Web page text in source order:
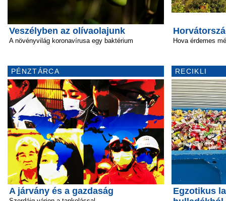
Veszélyben az olívaolajunk
A növényvilág koronavírusa egy baktérium
PÉNZTÁRCA
A járvány és a gazdaság
Hova érdemes
RECIKLI
Egzotikus